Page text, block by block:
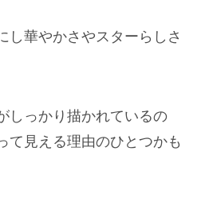
し華やかさやスターらしさ
しっかり描かれているの
て見える理由のひとつかも